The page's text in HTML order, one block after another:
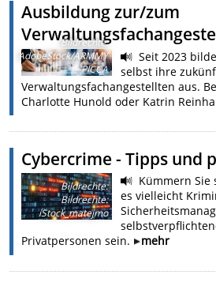
Ausbildung zur/zum
Bildrechte:
AdobeStock/ARMMY
PICCA
Seit 2023
selbst ihre
Verwaltungsfachangestellten aus.
Charlotte Hunold oder Katrin
Cybercrime - Tipps und
Bildrechte:
Bildrechte:
iStock_matejmo
Kümmern Sie
es vielleicht
Privatpersonen sein.
mehr